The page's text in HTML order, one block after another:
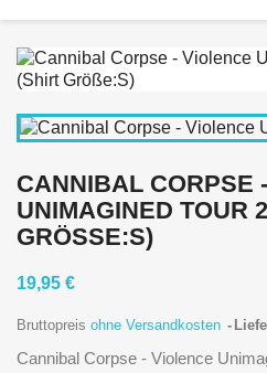
CANNIBAL CORPSE
UNIMAGINED TOUR
GRÖSSE:S)
19,95 €
Bruttopreis ohne Versandkosten
Cannibal Corpse - Violence